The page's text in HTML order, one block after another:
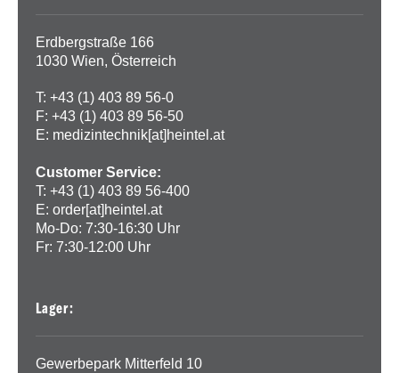
Erdbergstraße 166
1030 Wien, Österreich
T: +43 (1) 403 89 56-0
F: +43 (1) 403 89 56-50
E: medizintechnik[at]heintel.at
Customer Service:
T: +43 (1) 403 89 56-400
E: order[at]heintel.at
Mo-Do: 7:30-16:30 Uhr
Fr: 7:30-12:00 Uhr
Lager:
Gewerbepark Mitterfeld 10